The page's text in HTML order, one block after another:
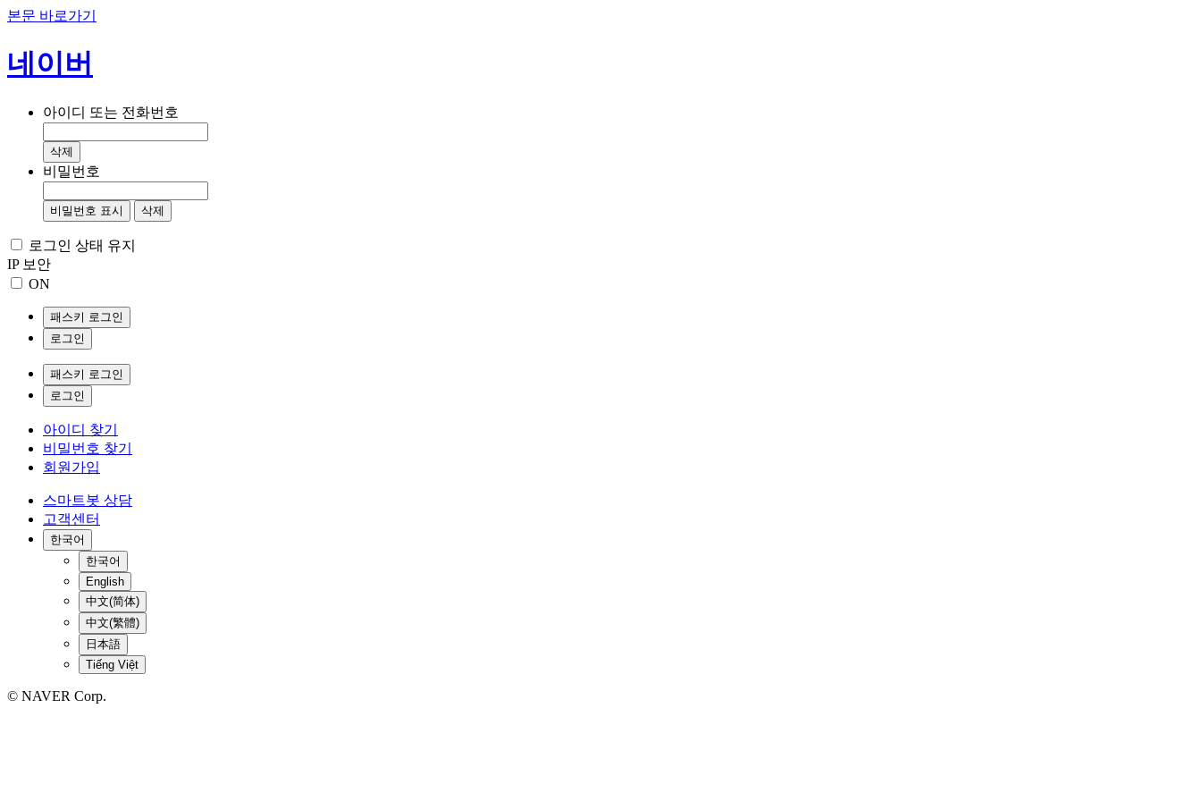
본문 바로가기
네이버
아이디 또는 전화번호
삭제
비밀번호
비밀번호 표시 삭제
로그인 상태 유지
IP 보안
ON
패스키 로그인
로그인
패스키 로그인
로그인
아이디 찾기
비밀번호 찾기
회원가입
스마트봇 상담
고객센터
한국어
한국어
English
中文(简体)
中文(繁體)
日本語
Tiếng Việt
© NAVER Corp.